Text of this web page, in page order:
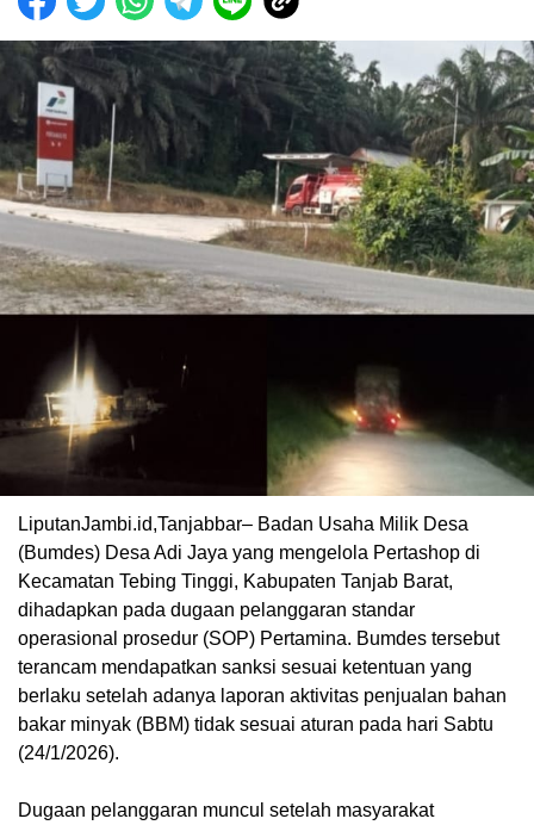
LiputanJambi.id,Tanjabbar– Badan Usaha Milik Desa
(Bumdes) Desa Adi Jaya yang mengelola Pertashop di
Kecamatan Tebing Tinggi, Kabupaten Tanjab Barat,
dihadapkan pada dugaan pelanggaran standar
operasional prosedur (SOP) Pertamina. Bumdes tersebut
terancam mendapatkan sanksi sesuai ketentuan yang
berlaku setelah adanya laporan aktivitas penjualan bahan
bakar minyak (BBM) tidak sesuai aturan pada hari Sabtu
(24/1/2026).
Dugaan pelanggaran muncul setelah masyarakat